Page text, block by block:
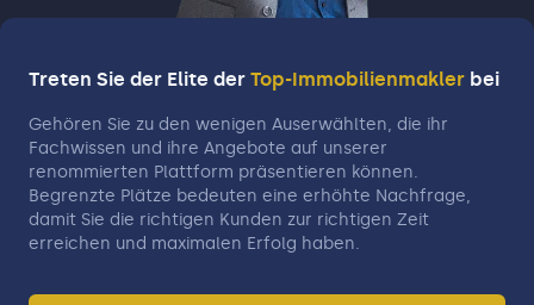
Treten Sie der Elite der Top-Immobilienmakler bei
Gehören Sie zu den wenigen Auserwählten, die ihr
Fachwissen und ihre Angebote auf unserer
renommierten Plattform präsentieren können.
Begrenzte Plätze bedeuten eine erhöhte Nachfrage,
damit Sie die richtigen Kunden zur richtigen Zeit
erreichen und maximalen Erfolg haben.